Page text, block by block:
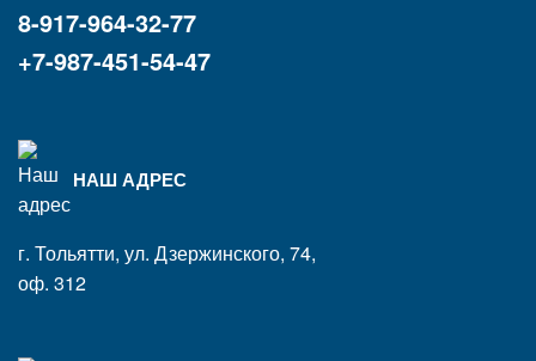
8-917-964-32-77
+7-987-451-54-47
НАШ АДРЕС
г. Тольятти, ул. Дзержинского, 74,
оф. 312